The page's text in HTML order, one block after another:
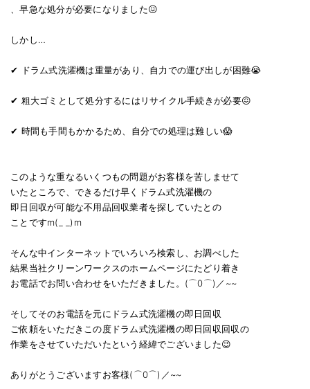
、早急な処分が必要になりました😖
しかし…
✔ ドラム式洗濯機は重量があり、自力での運び出しが困難😭
✔ 粗大ゴミとして処分するにはリサイクル手続きが必要😖
✔ 時間も手間もかかるため、自分での処理は難しい😱
このような重なるいくつもの問題がお客様を苦しませて
いたところで、できるだけ早くドラム式洗濯機の
即日回収が可能な不用品回収業者を探していたとの
ことですm(_ _)m
そんな中インターネットでいろいろ検索し、お調べした
結果当社クリーンワークスのホームページにたどり着き
お電話でお問い合わせをいただきました。(⌒0⌒)／~~
そしてそのお電話を元にドラム式洗濯機の即日回収
ご依頼をいただきこの度ドラム式洗濯機の即日回収回収の
作業をさせていただいたという経緯でございました😉
ありがとうございますお客様(⌒0⌒)／~~